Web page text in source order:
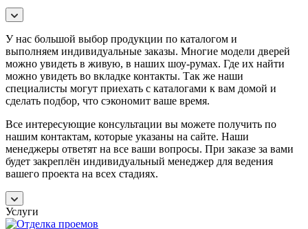
У нас большой выбор продукции по каталогом и
выполняем индивидуальные заказы. Многие модели дверей
можно увидеть в живую, в наших шоу-румах. Где их найти
можно увидеть во вкладке контакты. Так же наши
специалисты могут приехать с каталогами к вам домой и
сделать подбор, что сэкономит ваше время.
Все интересующие консультации вы можете получить по
нашим контактам, которые указаны на сайте. Наши
менеджеры ответят на все ваши вопросы. При заказе за вами
будет закреплён индивидуальный менеджер для ведения
вашего проекта на всех стадиях.
Услуги